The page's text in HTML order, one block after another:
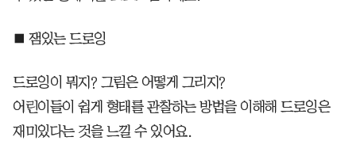
■ 잼있는 드로잉
드로잉이 뭐지? 그림은 어떻게 그리지?
어린이들이 쉽게 형태를 관찰하는 방법을 이해해 드로잉은
재미있다는 것을 느낄 수 있어요.